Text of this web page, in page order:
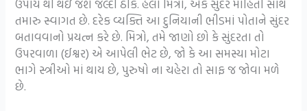
ઉપાય થી થઇ જશે જલ્દી ઠીક. હેલો મિત્રો, એક સુંદર માહિતી સાથે
તમારુ સ્વાગત છે. દરેક વ્યક્તિ આ દુનિયાની ભીડમાં પોતાને સુંદર
બતાવવાનો પ્રયત્ન કરે છે. મિત્રો, તમે જાણો છો કે સુંદરતા તો
ઉપરવાળા (ઈશ્વર) એ આપેલી ભેટ છે, જો કે આ સમસ્યા મોટા
ભાગે સ્ત્રીઓ માં થાય છે, પુરુષો ના ચહેરા તો સાફ જ જોવા મળે
છે.